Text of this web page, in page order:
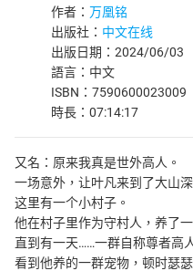
作者： 万凰铭
出版社： 中文在线
出版日期：2024/06/03
語言：中文
ISBN：7590600023009
時長：07:14:17
又名：原来我真是世外高人。
一场意外，让叶凡来到了大山深
这里有一个小村子。
他在村子里作为守村人，养了一
直到有一天……一群自称尊者高
看到他养的一群宠物，顿时瑟瑟